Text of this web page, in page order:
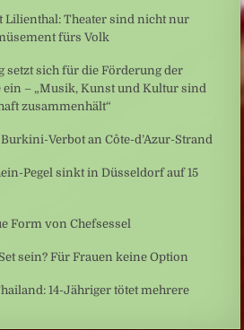
Lilienthal: Theater sind nicht nur
fürs Volk
setzt sich für die Förderung der
– „Musik, Kunst und Kultur sind
zusammenhält“
Verbot an Côte-d’Azur-Strand
Pegel sinkt in Düsseldorf auf 15
Form von Chefsessel
sein? Für Frauen keine Option
14-Jähriger tötet mehrere